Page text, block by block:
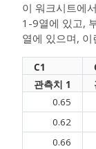
이 워크시트에
1-9열에 있고,
열에 있으며,
C1
관측치 1
0.65
0.62
0.66